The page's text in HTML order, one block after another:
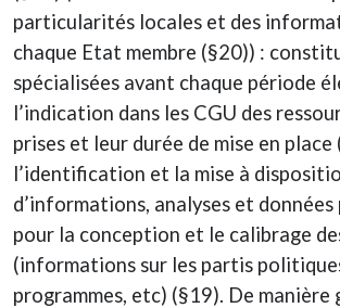
particularités locales et des
chaque Etat membre (§20)) :
spécialisées avant chaque période
l’indication dans les CGU des
prises et leur durée de mise en place
l’identification et la mise à
d’informations, analyses et
pour la conception et le calibrage
(informations sur les partis
programmes, etc) (§19). De manière